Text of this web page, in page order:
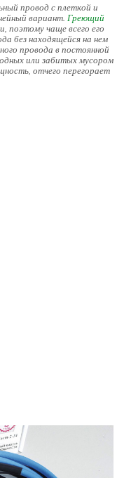
провод с плеткой и
вариант. Греющий
поэтому чаще всего его
без находящейся на нем
провода в постоянной
или забитых мусором
отчего перегорает